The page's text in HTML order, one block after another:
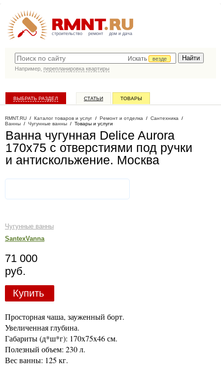
строительство ремонт дом и дача
Искать
везде
Например, перепланировка квартиры
ВЫБРАТЬ РАЗДЕЛ СТАТЬИ ТОВАРЫ
RMNT.RU / Каталог товаров и услуг / Ремонт и отделка / Сантехника /
Ванны / Чугунные ванны / Товары и услуги
Ванна чугунная Delice Aurora
170x75 с отверстиями под ручки
и антискольжение. Москва
Чугунные ванны
SantexVanna
71 000
руб.
Купить
Просторная чаша, зауженный борт.
Увеличенная глубина.
Габариты (д*ш*г): 170x75x46 см.
Полезный объем: 230 л.
Вес ванны: 125 кг.